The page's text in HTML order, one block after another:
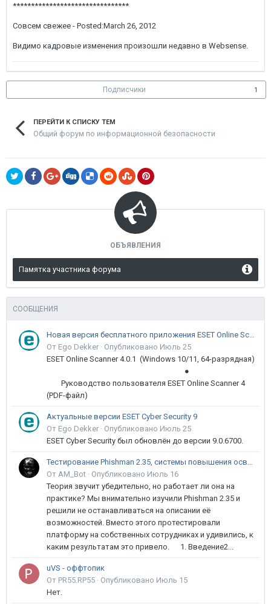
********************************
Совсем свежее - Posted:March 26, 2012
Видимо кадровые изменения произошли недавно в Websense.
Подписчики 1
ПЕРЕЙТИ К СПИСКУ ТЕМ
Общий форум по информационной безопасности
ОБЪЯВЛЕНИЯ
Памятка участника форума
СООБЩЕНИЯ
Новая версия бесплатного приложения ESET Online Scanner доступна пользователям
От Ego Dekker · Опубликовано Июль 25
ESET Online Scanner 4.0.1 (Windows 10/11, 64-разрядная)
●
Руководство пользователя ESET Online Scanner 4
(PDF-файл)
Актуальные версии ESET Cyber Security 9
От Ego Dekker · Опубликовано Июль 25
ESET Cyber Security был обновлён до версии 9.0.6700.
Тестирование Phishman 2.35, системы повышения осведомлённости пользователей в сфере ИБ
От AM_Bot · Опубликовано Июль 16
Теория звучит убедительно, но работает ли она на
практике? Мы внимательно изучили Phishman 2.35 и
решили не останавливаться на описании её
возможностей. Вместо этого протестировали
платформу на собственных сотрудниках и удивились, к
каким результатам это привело. 1. Введение2...
uVS - оффтопик
От PR55.RP55 · Опубликовано Июль 15
Нет.